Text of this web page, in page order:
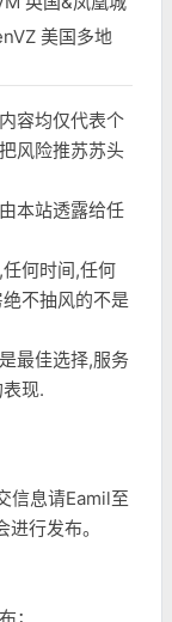
美国多地
容均仅代表个
风险推苏苏头
本站透露给任
何时间,任何
不抽风的不是
最佳选择,服务
现.
信息请Eamil至
行发布。